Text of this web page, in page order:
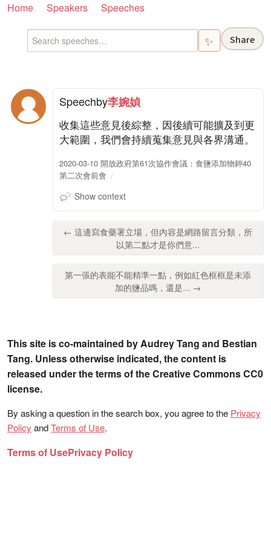
Home Speakers Speeches
✨ Share
Speechby李婉媜
收集這些意見後綜整，因後續可能擴及到更
大範圍，我們會持續蒐集意見與各界溝通。
2020-03-10 開放政府第61次協作會議：食鹽添加物鉀40
第二次會前會
Show context
← 這邊寫食藥署立場，但內容是網路留言分類，所
以第二點才是你們意...
第一張的表能不能精準一點，例如紅色框框是未添
加的鹽品嗎，還是... →
This site is co-maintained by Audrey Tang and Bestian
Tang. Unless otherwise indicated, the content is
released under the terms of the Creative Commons CC0
license.
By asking a question in the search box, you agree to the Privacy
Policy andTerms of Use.
Terms of UsePrivacy Policy